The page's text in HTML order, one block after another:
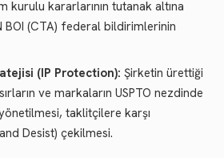
kurulu kararlarının tutanak altına
BOI (CTA) federal bildirimlerinin
(IP Protection): Şirketin ürettiği
ve markaların USPTO nezdinde
taklitçilere karşı
Desist) çekilmesi.